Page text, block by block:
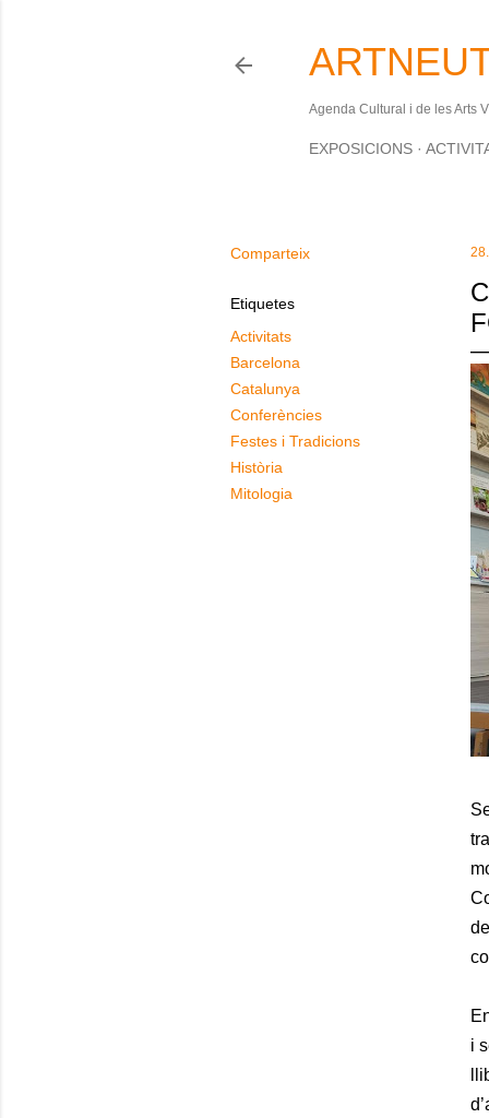
Agenda Cultural i de les Arts
EXPOSICIONS
Comparteix
Etiquetes
Activitats
Barcelona
Catalunya
Conferències
Festes i Tradicions
Història
Mitologia
i